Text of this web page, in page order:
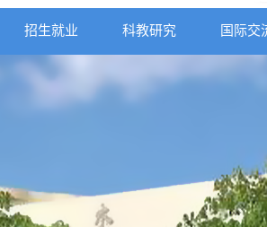
招生就业 科教研究 国际交